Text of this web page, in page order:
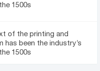
1500s
of the printing and
been the industry’s
1500s